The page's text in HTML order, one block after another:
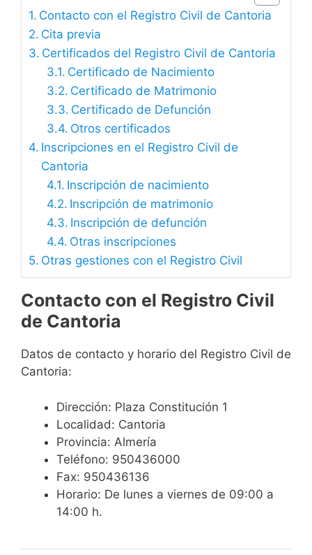
Contacto con el Registro Civil de Cantoria
Cita previa
Certificados del Registro Civil de Cantoria
Certificado de Nacimiento
Certificado de Matrimonio
Certificado de Defunción
Otros certificados
Inscripciones en el Registro Civil de
Cantoria
Inscripción de nacimiento
Inscripción de matrimonio
Inscripción de defunción
Otras inscripciones
Otras gestiones con el Registro Civil
Contacto con el Registro Civil
de Cantoria
Datos de contacto y horario del Registro Civil de
Cantoria:
Dirección: Plaza Constitución 1
Localidad: Cantoria
Provincia: Almería
Teléfono: 950436000
Fax: 950436136
Horario: De lunes a viernes de 09:00 a
14:00 h.